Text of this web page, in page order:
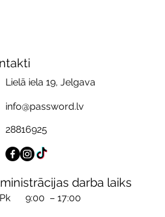
Lielā iela 19, Jelgava
info@password.lv
28816925
darba laiks
9:00 – 17:00